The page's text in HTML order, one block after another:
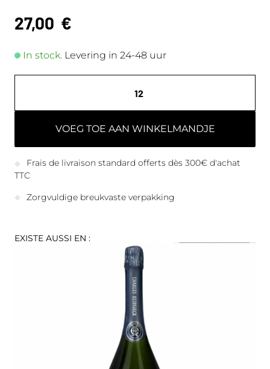
27,00 €
In stock. Levering in 24-48 uur
VOEG TOE AAN WINKELMANDJE
Frais de livraison standard offerts dès 300€ d'achat
TTC
Zorgvuldige breukvaste verpakking
EXISTE AUSSI EN :